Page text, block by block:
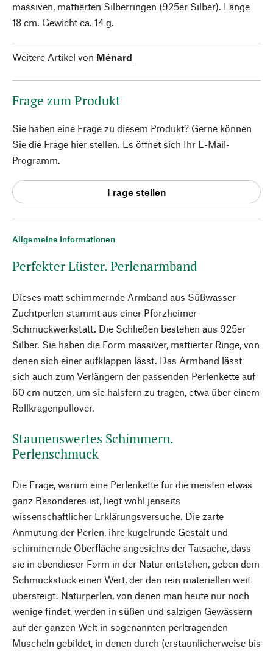
Allgemeine Informationen
Perfekter Lüster. Perlenarmband
Dieses matt schimmernde Armband aus Süßwasser-
Zuchtperlen stammt aus einer Pforzheimer
Schmuckwerkstatt. Die Schließen bestehen aus 925er
Silber. Sie haben die Form massiver, mattierter Ringe, von
denen sich einer aufklappen lässt. Das Armband lässt
sich auch zum Verlängern der passenden Perlenkette auf
60 cm nutzen, um sie halsfern zu tragen, etwa über einem
Rollkragenpullover.
Staunenswertes Schimmern.
Perlenschmuck
Die Frage, warum eine Perlenkette für die meisten etwas
ganz Besonderes ist, liegt wohl jenseits
wissenschaftlicher Erklärungsversuche. Die zarte
Anmutung der Perlen, ihre kugelrunde Gestalt und
schimmernde Oberfläche angesichts der Tatsache, dass
sie in ebendieser Form in der Natur entstehen, geben dem
Schmuckstück einen Wert, der den rein materiellen weit
übersteigt. Naturperlen, von denen man heute nur noch
wenige findet, werden in süßen und salzigen Gewässern
auf der ganzen Welt in sogenannten perltragenden
Muscheln gebildet, in denen durch (erstaunlicherweise bis
massiven, mattierten Silberringen (925er Silber). Länge
18 cm. Gewicht ca. 14 g.
Weitere Artikel von Ménard
Frage zum Produkt
Sie haben eine Frage zu diesem Produkt? Gerne können
Sie die Frage hier stellen. Es öffnet sich Ihr E-Mail-
Programm.
Frage stellen